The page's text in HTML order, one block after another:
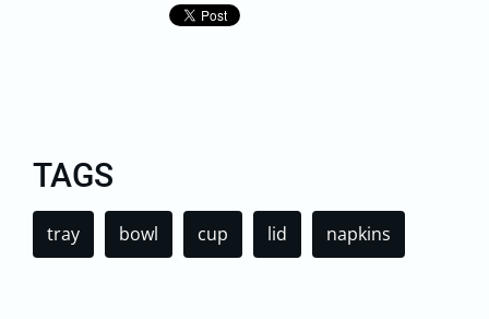
TAGS
tray bowl cup lid napkins